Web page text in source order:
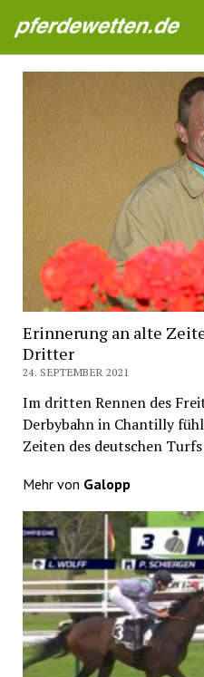
Pferdewetten News
Erinnerung an alte
Dritter
24. SEPTEMBER 2021
Im dritten Rennen des
Derbybahn in Chantilly
Zeiten des deutschen
Mehr von Galopp